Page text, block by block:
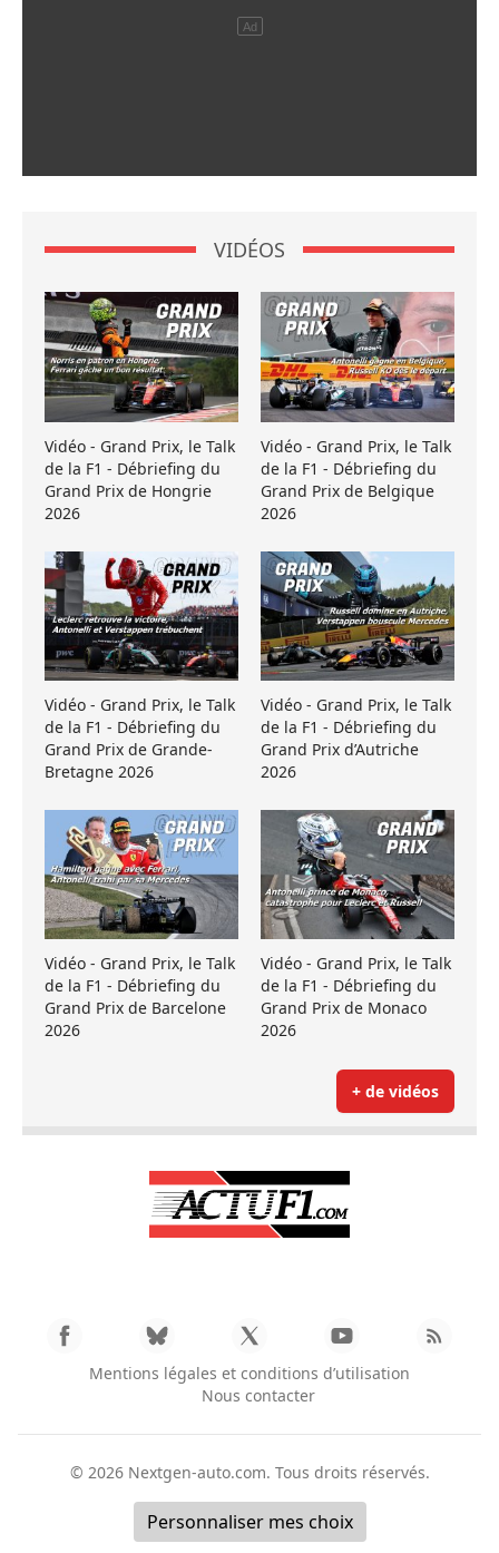
VIDÉOS
Vidéo - Grand Prix, le Talk
de la F1 - Débriefing du
Grand Prix de Hongrie
2026
Vidéo - Grand Prix, le Talk
de la F1 - Débriefing du
Grand Prix de Belgique
2026
Vidéo - Grand Prix, le Talk
de la F1 - Débriefing du
Grand Prix de Grande-
Bretagne 2026
Vidéo - Grand Prix, le Talk
de la F1 - Débriefing du
Grand Prix d’Autriche
2026
Vidéo - Grand Prix, le Talk
de la F1 - Débriefing du
Grand Prix de Barcelone
2026
Vidéo - Grand Prix, le Talk
de la F1 - Débriefing du
Grand Prix de Monaco
2026
+ de vidéos
Mentions légales et conditions d’utilisation
Nous contacter
© 2026 Nextgen-auto.com. Tous droits réservés.
Personnaliser mes choix